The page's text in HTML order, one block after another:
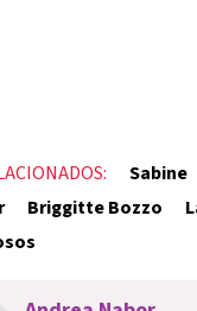
Sabine
Briggitte Bozzo